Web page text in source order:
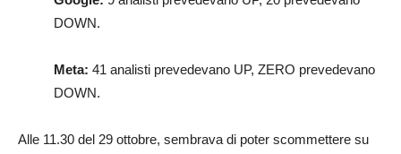
DOWN.
Meta: 41 analisti prevedevano UP, ZERO prevedevano
DOWN.
Alle 11.30 del 29 ottobre, sembrava di poter scommettere su